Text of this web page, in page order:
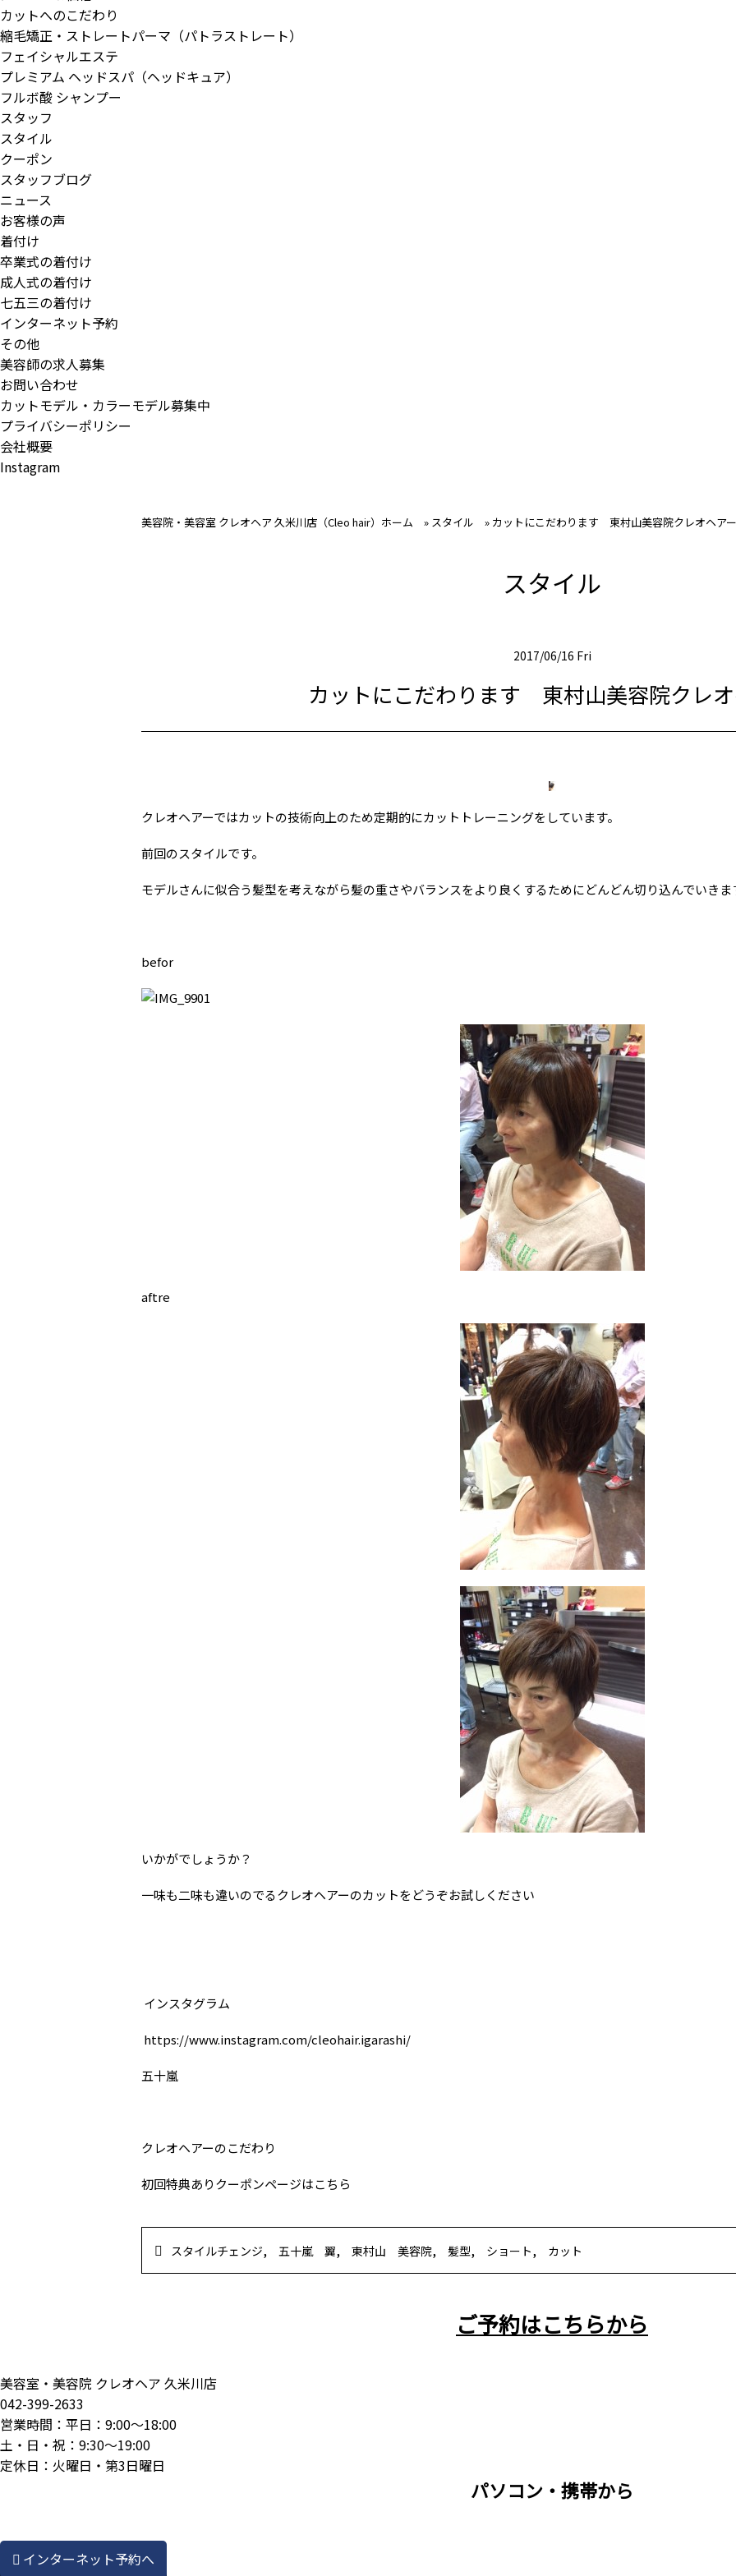
カットへのこだわり
縮毛矯正・ストレートパーマ（パトラストレート）
フェイシャルエステ
プレミアム ヘッドスパ（ヘッドキュア）
フルボ酸 シャンプー
スタッフ
スタイル
クーポン
スタッフブログ
ニュース
お客様の声
着付け
卒業式の着付け
成人式の着付け
七五三の着付け
インターネット予約
その他
美容師の求人募集
お問い合わせ
カットモデル・カラーモデル募集中
プライバシーポリシー
会社概要
Instagram
美容院・美容室 クレオヘア 久米川店（Cleo hair）ホーム » スタイル » カットにこだわります 東村山美容院クレオヘアー
スタイル
2017/06/16 Fri
カットにこだわります 東村山美容院クレ
クレオヘアーではカットの技術向上のため定期的にカットトレーニングをしています。
前回のスタイルです。
モデルさんに似合う髪型を考えながら髪の重さやバランスをより良くするためにどんどん切り込んでいきま
befor
aftre
いかがでしょうか？
一味も二味も違いのでるクレオヘアーのカットをどうぞお試しください
インスタグラム
https://www.instagram.com/cleohair.igarashi/
五十嵐
クレオヘアーのこだわり
初回特典ありクーポンページはこちら
スタイルチェンジ, 五十嵐 翼, 東村山 美容院, 髪型, ショート, カット
ご予約はこちらから
美容室・美容院 クレオヘア 久米川店
042-399-2633
営業時間：平日：9:00～18:00
土・日・祝：9:30～19:00
定休日：火曜日・第3日曜日
パソコン・携帯から
インターネット予約へ